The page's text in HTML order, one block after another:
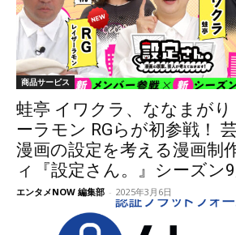
商品サービス
蛙亭 イワクラ、ななまが
ーラモン RGらが初参戦！
漫画の設定を考える漫画制
ィ『設定さん。』シーズン9
エンタメNOW 編集部 - 2025年3月6日